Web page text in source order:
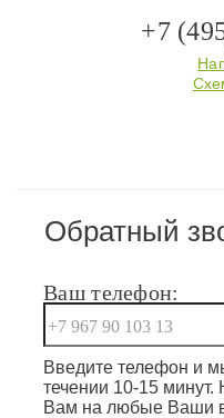
+7
Обратный
Ваш телефон:
Введите телефон и
течении 10-15 минут.
Вам на любые Ваши